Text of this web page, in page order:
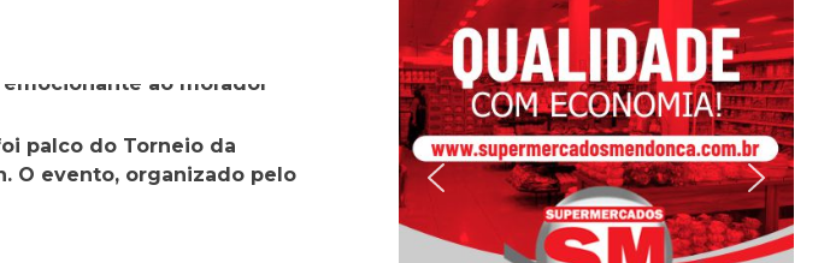
palco do Torneio da
O evento, organizado pelo